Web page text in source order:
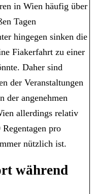
in Wien häufig über
Tagen
hingegen sinken die
Fiakerfahrt zu einer
Daher sind
der Veranstaltungen
der angenehmen
allerdings relativ
pro
nützlich ist.
während